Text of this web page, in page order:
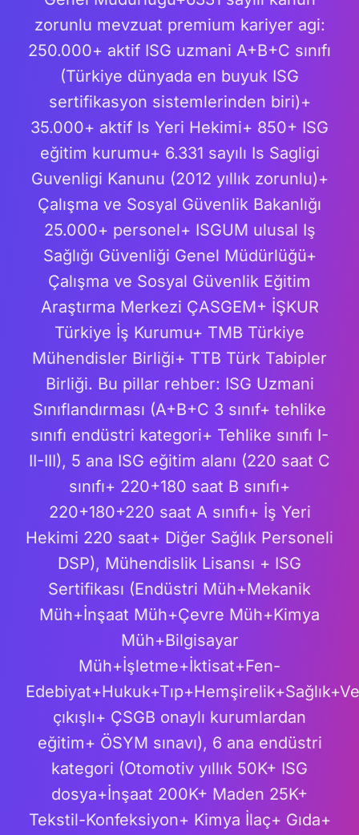
zorunlu mevzuat premium kariyer agi:
250.000+ aktif ISG uzmani A+B+C sınıfı
(Türkiye dünyada en buyuk ISG
sertifikasyon sistemlerinden biri)+
35.000+ aktif Is Yeri Hekimi+ 850+ ISG
eğitim kurumu+ 6.331 sayılı Is Sagligi
Guvenligi Kanunu (2012 yıllık zorunlu)+
Çalışma ve Sosyal Güvenlik Bakanlığı
25.000+ personel+ ISGUM ulusal Iş
Sağlığı Güvenliği Genel Müdürlüğü+
Çalışma ve Sosyal Güvenlik Eğitim
Araştırma Merkezi ÇASGEM+ İŞKUR
Türkiye İş Kurumu+ TMB Türkiye
Mühendisler Birliği+ TTB Türk Tabipler
Birliği. Bu pillar rehber: ISG Uzmani
Sınıflandırması (A+B+C 3 sınıf+ tehlike
sınıfı endüstri kategori+ Tehlike sınıfı I-
II-III), 5 ana ISG eğitim alanı (220 saat C
sınıfı+ 220+180 saat B sınıfı+
220+180+220 saat A sınıfı+ İş Yeri
Hekimi 220 saat+ Diğer Sağlık Personeli
DSP), Mühendislik Lisansı + ISG
Sertifikası (Endüstri Müh+Mekanik
Müh+İnşaat Müh+Çevre Müh+Kimya
Müh+Bilgisayar
Müh+İşletme+İktisat+Fen-
çıkışlı+ ÇSGB onaylı kurumlardan
eğitim+ ÖSYM sınavı), 6 ana endüstri
kategori (Otomotiv yıllık 50K+ ISG
dosya+İnşaat 200K+ Maden 25K+
Tekstil-Konfeksiyon+ Kimya İlaç+ Gıda+